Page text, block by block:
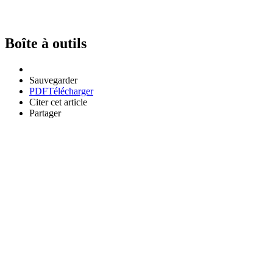
Boîte à outils
Sauvegarder
PDFTélécharger
Citer cet article
Partager